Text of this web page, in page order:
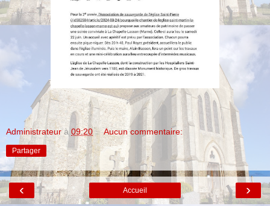
Administrateur à09:20 Aucun commentaire:
Partager
‹ ›
Accueil